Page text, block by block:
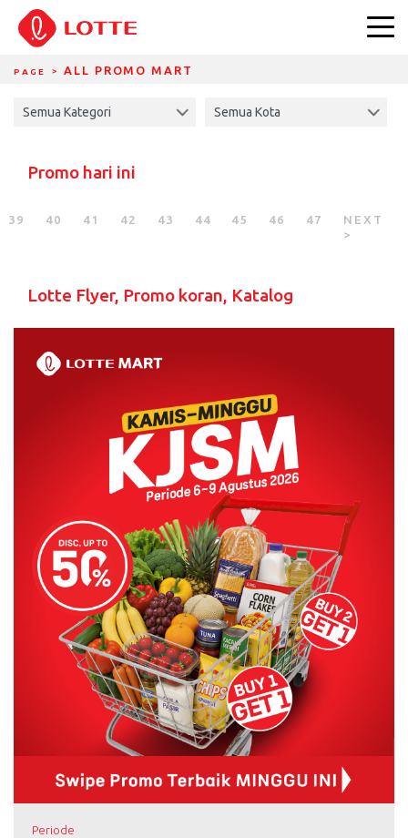
PAGE DIVIDER BREADCRUMBS
ALL PROMO MART
Promo hari ini
39 40 41 42 43 44 45 46 47
NEXT
>
Lotte Flyer, Promo koran, Katalog
Periode